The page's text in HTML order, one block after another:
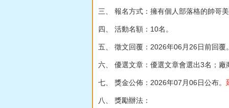
三、 報名方式：擁有個人部落格的帥哥
四、 活動名額：10名。
五、 徵文回覆：2026年06月26日前回覆
六、 優選文章：優選文章會選出3名；
七、 獎金公佈：2026年07月06日公布。
八、 獎勵辦法：